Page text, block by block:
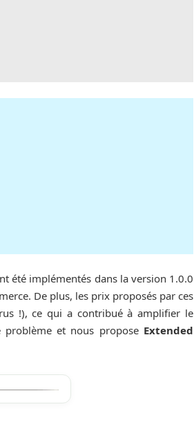
été implémentés dans la version 1.0.0
De plus, les prix proposés par ces
!), ce qui a contribué à amplifier le
et nous propose Extended